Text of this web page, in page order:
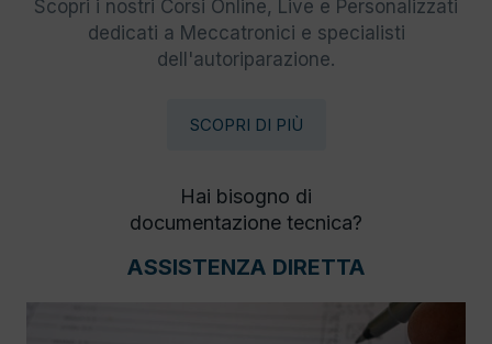
Scopri i nostri Corsi Online, Live e Personalizzati
dedicati a Meccatronici e specialisti
dell'autoriparazione.
SCOPRI DI PIÙ
Hai bisogno di
documentazione tecnica?
ASSISTENZA DIRETTA